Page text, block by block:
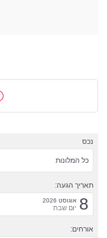
נכס
כל המלונות
תאריך הגעה:
8 אוגוסט 2026
יום שבת
אורחים: